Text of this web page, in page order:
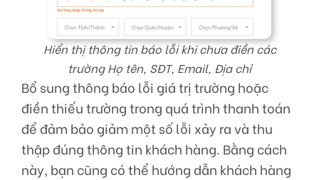
Hiển thị thông tin báo lỗi khi chưa điền các
trường Họ tên, SĐT, Email, Địa chỉ
Bổ sung thông báo lỗi giá trị trường hoặc
điền thiếu trường trong quá trình thanh toán
để đảm bảo giảm một số lỗi xảy ra và thu
thập đúng thông tin khách hàng. Bằng cách
này, bạn cũng có thể hướng dẫn khách hàng